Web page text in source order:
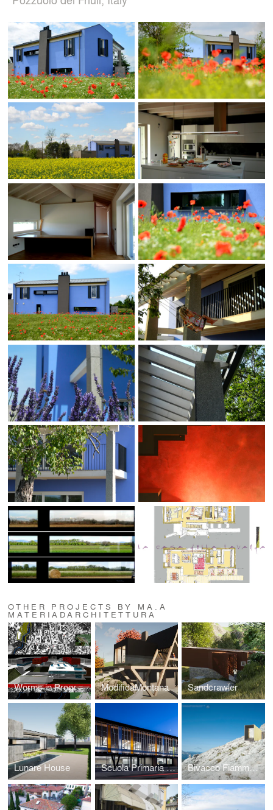
OTHER PROJECTS BY MA.A
MATERIADARCHITETTURA
Worms in Progress • Europan7 Winner ModificaMontana Sandcrawler
Lunare House Scuola Primaria "A. Diaz" Bivacco Fiamme Gialle